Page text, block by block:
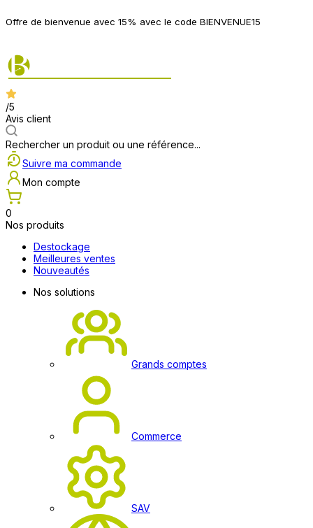
Offre de bienvenue avec 15% avec le code BIENVENUE15
/5
Avis client
Rechercher un produit ou une référence...
Suivre ma commande
Mon compte
0
Nos produits
Destockage
Meilleures ventes
Nouveautés
Nos solutions
Grands comptes
Commerce
SAV